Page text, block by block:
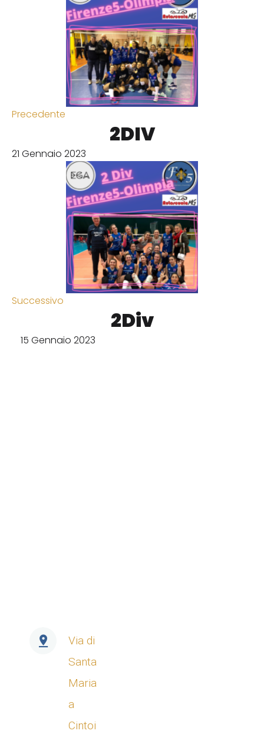
Precedente
2DIV
21 Gennaio 2023
Successivo
2Div
15 Gennaio 2023
Via di
Santa
Maria
a
Cintoi